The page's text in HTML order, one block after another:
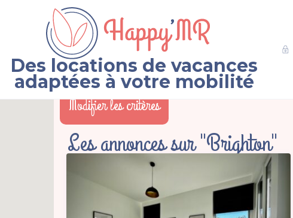
Des locations de vacances
adaptées à votre mobilité
Modifier les critères
Les annonces sur "Brighton"